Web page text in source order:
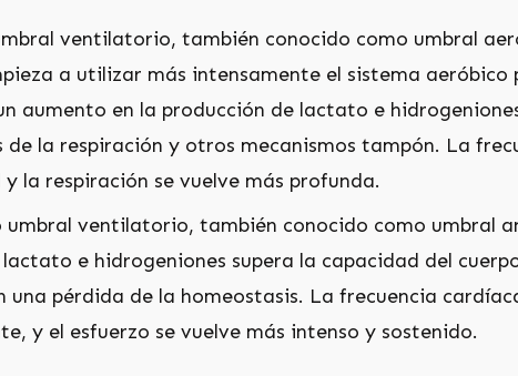
ventilatorio, también conocido como umbral
a utilizar más intensamente el sistema aeróbico
aumento en la producción de lactato e
de la respiración y otros mecanismos tampón. La
la respiración se vuelve más profunda.
umbral ventilatorio, también conocido como umbral
e hidrogeniones supera la capacidad del
una pérdida de la homeostasis. La frecuencia
y el esfuerzo se vuelve más intenso y sostenido.